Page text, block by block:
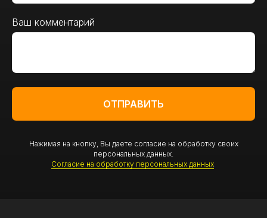
Ваш комментарий
ОТПРАВИТЬ
Нажимая на кнопку, Вы даете согласие на обработку своих
персональных данных.
Согласие на обработку персональных данных